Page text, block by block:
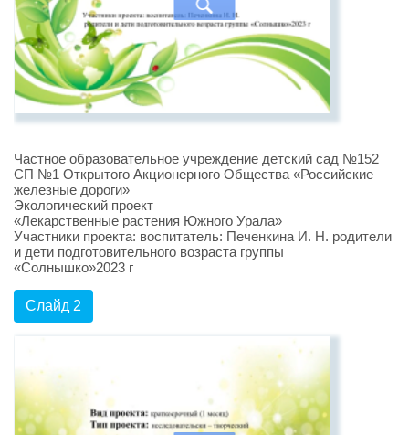
Частное образовательное учреждение детский сад №152
СП №1 Открытого Акционерного Общества «Российские
железные дороги»
Экологический проект
«Лекарственные растения Южного Урала»
Участники проекта: воспитатель: Печенкина И. Н. родители
и дети подготовительного возраста группы
«Солнышко»2023 г
Слайд 2